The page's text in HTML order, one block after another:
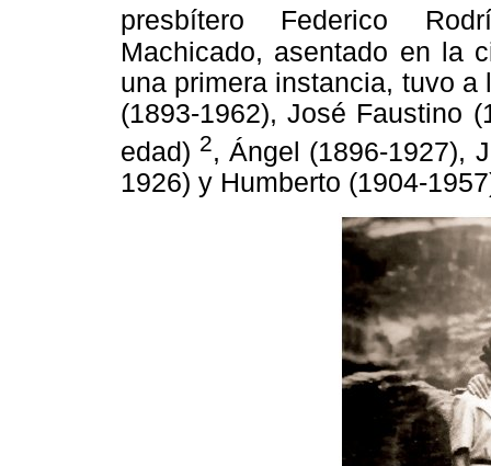
presbítero Federico
Machicado, asentado en la
una primera instancia, tuvo
(1893-1962), José Faustino
edad) 2, Ángel (1896-1927),
1926) y Humberto (1904-